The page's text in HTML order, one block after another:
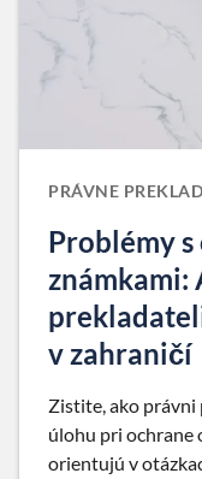
PRÁVNE
Problémy
známkami:
v zahraničí
Zistite, ako
úlohu pri ochrane
orientujú v